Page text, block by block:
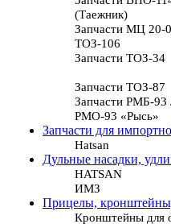
(Таежник)
Запчасти МЦ 20-
ТОЗ-106
Запчасти ТОЗ-34
Запчасти ТОЗ-87
Запчасти РМБ-93
РМО-93 «Рысь»
Запчасти для
Hatsan
Дульные насадки,
HATSAN
ИМЗ
Прицелы,
Кронштейны для